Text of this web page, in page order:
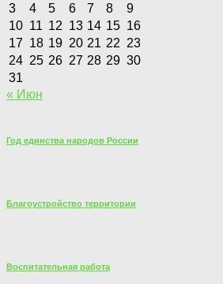
3
4 5 6 7 8
9
10 11 12 13 14 15 16
17 18 19 20 21 22 23
24 25 26 27 28 29 30
31
« Июн
Год единства народов России
Благоустройство территории
Воспитательная работа